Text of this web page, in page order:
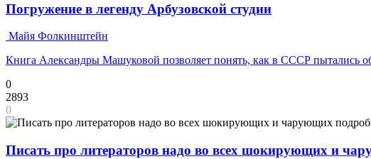
Погружение в легенду Арбузовской студии
Майя Фолкинштейн
Книга Александры Машуковой позволяет понять, как в СССР пытались
0
2893
0
Писать про литераторов надо во всех шокирующих и